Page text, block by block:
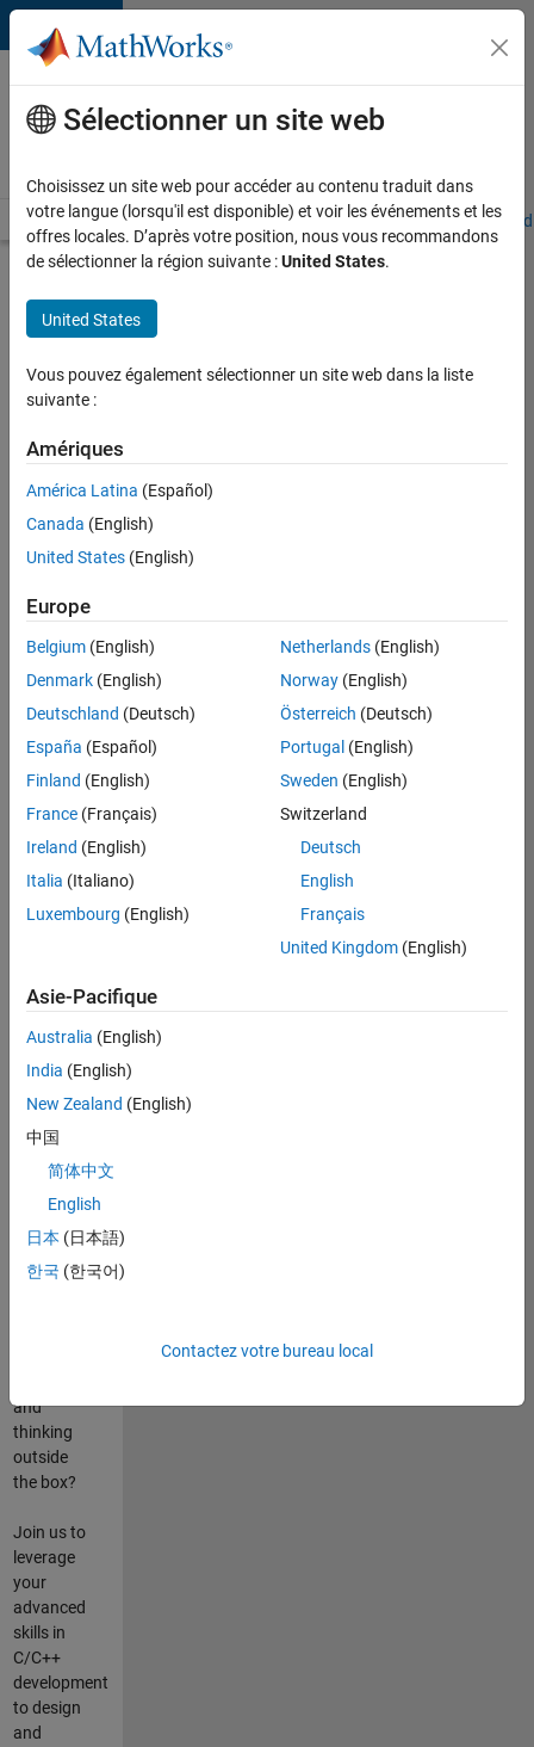
Passer au contenu
Votre
carrière
chez
Accueil Explorer nos opportunités Adresses de nos bureaux
d’autres
offres
Senior
Software
Quality
Engineer
maintenant
Poste:
36935-
Ingénierie
de
la
FR-
Résumé
du
poste
Are you
about
state-of-
the-art
Do you
and
thinking
outside
the box?
Join us to
leverage
your
advanced
skills in
C/C++
development
to design
and
Sélectionner un site web
Choisissez un site web pour accéder au contenu traduit dans
votre langue (lorsqu'il est disponible) et voir les événements et les
offres locales. D’après votre position, nous vous recommandons
de sélectionner la région suivante :United States.
United States
Vous pouvez également sélectionner un site web dans la liste
suivante :
Amériques
América Latina (Español)
Canada (English)
United States (English)
Europe
Belgium (English)
Denmark (English)
Deutschland (Deutsch)
España (Español)
Finland (English)
France (Français)
Ireland (English)
Italia (Italiano)
Luxembourg (English)
Netherlands(English)
Norway(English)
Österreich (Deutsch)
Portugal (English)
Sweden (English)
Switzerland
Deutsch
English
Français
United Kingdom(English)
Asie-Pacifique
Australia (English)
India (English)
New Zealand (English)
中国
简体中文
English
日本 (日本語)
한국 (한국어)
Contactez votre bureau local